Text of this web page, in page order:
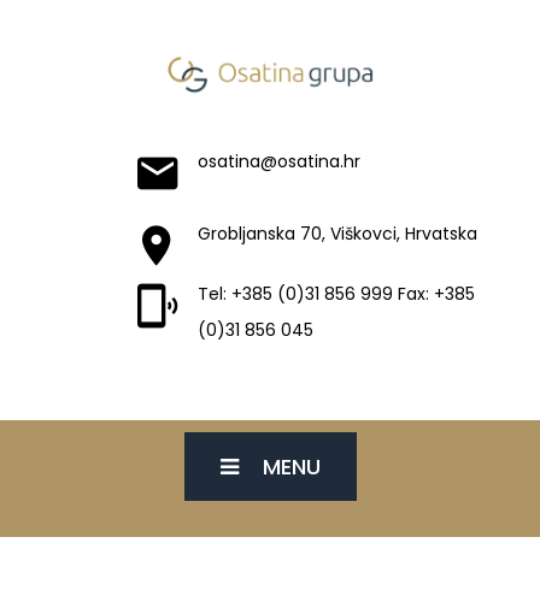
osatina@osatina.hr
Grobljanska 70, Viškovci, Hrvatska
Tel: +385 (0)31 856 999 Fax: +385
(0)31 856 045
MENU